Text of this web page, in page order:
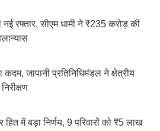
नई रफ्तार, सीएम धामी ने ₹235 करोड़ की
कदम, जापानी प्रतिनिधिमंडल ने क्षेत्रीय
में बड़ा निर्णय, 9 परिवारों को ₹5 लाख